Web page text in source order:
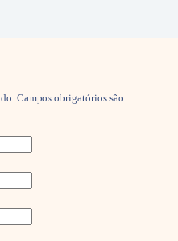
Campos obrigatórios são